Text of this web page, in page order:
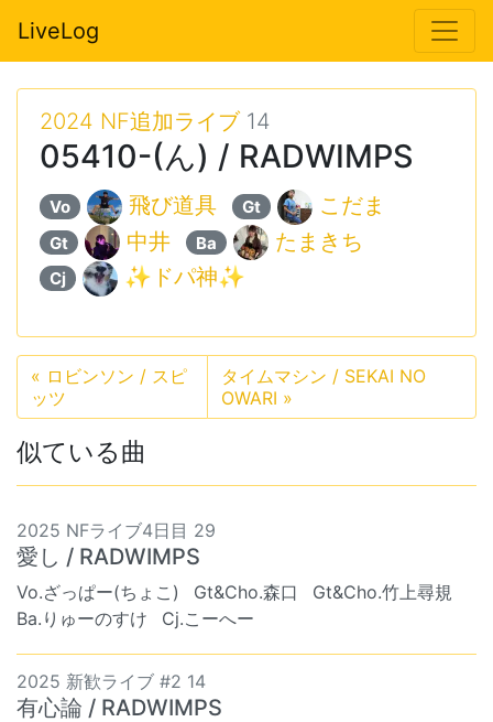
LiveLog
2024 NF追加ライブ14
05410-(ん) / RADWIMPS
Vo 飛び道具 Gt こだま
Gt 中井 Ba たまきち
Cj ✨ドパ神✨
« ロビンソン / スピ
ッツ
タイムマシン / SEKAI NO
OWARI »
似ている曲
2025 NFライブ4日目 29
愛し / RADWIMPS
Vo.ざっぱー(ちょこ) Gt&Cho.森口
Gt&Cho.竹上尋規
Ba.りゅーのすけ
Cj.こーへー
2025 新歓ライブ #2 14
有心論 / RADWIMPS